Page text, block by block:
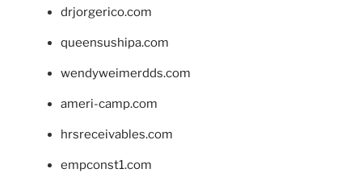
drjorgerico.com
queensushipa.com
wendyweimerdds.com
ameri-camp.com
hrsreceivables.com
empconst1.com